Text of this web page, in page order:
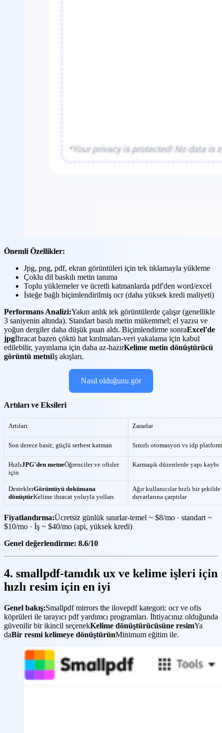
Önemli Özellikler:
Jpg, png, pdf, ekran görüntüleri için tek tıklamayla yükleme
Çoklu dil baskılı metin tanıma
Toplu yüklemeler ve ücretli katmanlarda pdf'den word/excel
İsteğe bağlı biçimlendirilmiş ocr (daha yüksek kredi maliyeti)
Performans Analizi:Yakın anlık tek görüntülerde çalışır (genellikle
3 saniyenin altında). Standart basılı metin mükemmel; el yazısı ve
yoğun dergiler daha düşük puan aldı. Biçimlendirme sonraExcel'de
jpgİhracat bazen çöktü hat kırılmaları-veri yakalama için kabul
edilebilir, yayınlama için daha az-hazırKelime metin dönüştürücü
görüntü metniIş akışları.
Nasıl olduğunu gör
Artıları ve Eksileri
Artıları Zararlar
Son derece basit; güçlü serbest katman Sınırlı otomasyon vs idp
HızlıJPG'den metneÖğrenciler ve ofisler
için
Karmaşık düzenlerde yapı kaybı
DesteklerGörüntüyü dokümana
dönüştürKelime ihracat yoluyla yolları
Ağır kullanıcılar hızlı bir
duvarlarına çarptılar
Fiyatlandırma:Ücretsiz günlük sınırlar-temel ~ $8/mo · standart ~
$10/mo · İş ~ $40/mo (api, yüksek kredi)
Genel değerlendirme: 8.6/10
4. smallpdf-tanıdık ux ve kelime işleri için
hızlı resim için en iyi
Genel bakış:Smallpdf mirrors the ilovepdf kategori: ocr ve ofis
köprüleri ile tarayıcı pdf yardımcı programları. İhtiyacınız olduğunda
güvenilir bir ikincil seçenekKelime dönüştürücüsüne resimYa
daBir resmi kelimeye dönüştürünMinimum eğitim ile.